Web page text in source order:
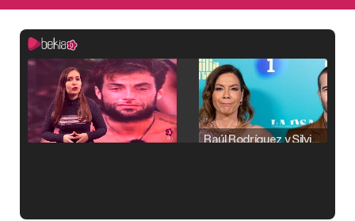
Raúl Rodríguez y Silvia Taulés nos cuentan su papel en 'La familia de la tele'